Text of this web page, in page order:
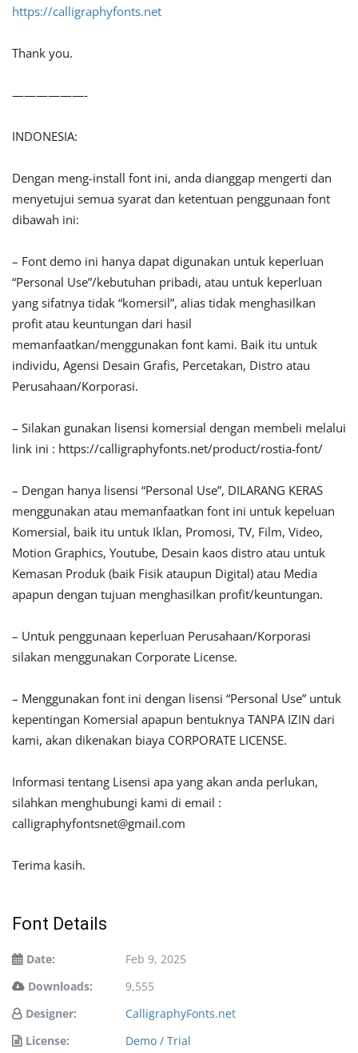
https://calligraphyfonts.net
Thank you.
——————-
INDONESIA:
Dengan meng-install font ini, anda dianggap mengerti dan
menyetujui semua syarat dan ketentuan penggunaan font
dibawah ini:
– Font demo ini hanya dapat digunakan untuk keperluan
“Personal Use”/kebutuhan pribadi, atau untuk keperluan
yang sifatnya tidak “komersil”, alias tidak menghasilkan
profit atau keuntungan dari hasil
memanfaatkan/menggunakan font kami. Baik itu untuk
individu, Agensi Desain Grafis, Percetakan, Distro atau
Perusahaan/Korporasi.
– Silakan gunakan lisensi komersial dengan membeli melalui
link ini : https://calligraphyfonts.net/product/rostia-font/
– Dengan hanya lisensi “Personal Use”, DILARANG KERAS
menggunakan atau memanfaatkan font ini untuk kepeluan
Komersial, baik itu untuk Iklan, Promosi, TV, Film, Video,
Motion Graphics, Youtube, Desain kaos distro atau untuk
Kemasan Produk (baik Fisik ataupun Digital) atau Media
apapun dengan tujuan menghasilkan profit/keuntungan.
– Untuk penggunaan keperluan Perusahaan/Korporasi
silakan menggunakan Corporate License.
– Menggunakan font ini dengan lisensi “Personal Use” untuk
kepentingan Komersial apapun bentuknya TANPA IZIN dari
kami, akan dikenakan biaya CORPORATE LICENSE.
Informasi tentang Lisensi apa yang akan anda perlukan,
silahkan menghubungi kami di email :
calligraphyfontsnet@gmail.com
Terima kasih.
Font Details
Date:
Feb 9, 2025
Downloads:
9,555
Designer:
CalligraphyFonts.net
License:
Demo / Trial